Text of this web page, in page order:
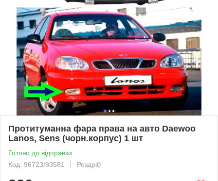
Протитуманна фара права на авто Daewoo
Lanos, Sens (чорн.корпус) 1 шт
Готово до відправки
Код: 96723/83581
Роздріб